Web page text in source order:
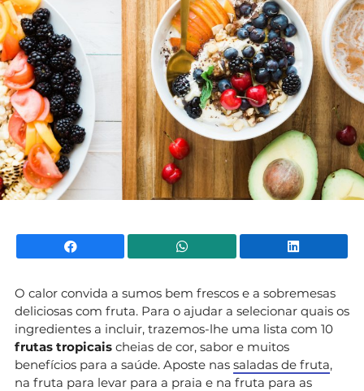
Facebook WhatsApp
O calor convida a sumos bem frescos e a sobremesas
deliciosas com fruta. Para o ajudar a selecionar quais os
ingredientes a incluir, trazemos-lhe uma lista com 10
frutas tropicais cheias de cor, sabor e muitos
benefícios para a saúde. Aposte nas saladas de fruta,
na fruta para levar para a praia e na fruta para as